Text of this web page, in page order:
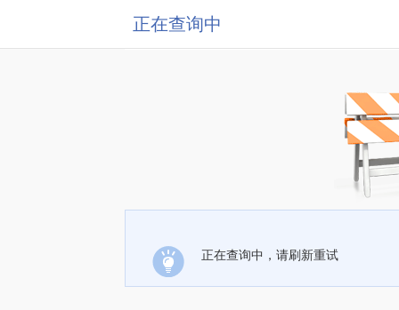
正在查询中
正在查询中，请刷新重试